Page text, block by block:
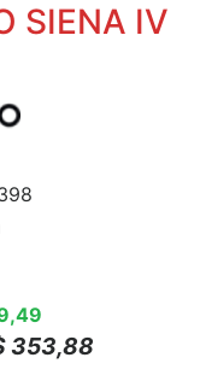
SIENA IV
353,88